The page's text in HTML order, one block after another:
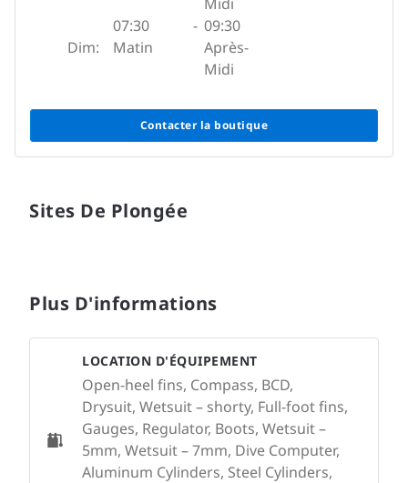
Dim:
07:30
Matin
- 09:30
Après-
Midi
Contacter la boutique
Sites De Plongée
Plus D'informations
LOCATION D'ÉQUIPEMENT
Open-heel fins, Compass, BCD,
Drysuit, Wetsuit – shorty, Full-foot fins,
Gauges, Regulator, Boots, Wetsuit –
5mm, Wetsuit – 7mm, Dive Computer,
Aluminum Cylinders, Steel Cylinders,